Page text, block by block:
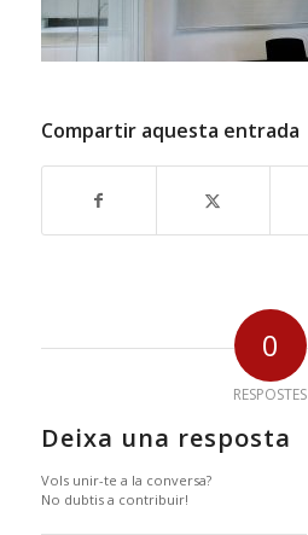
Compartir aquesta entrada
0
RESPOSTES
Deixa una resposta
Vols unir-te a la conversa?
No dubtis a contribuir!